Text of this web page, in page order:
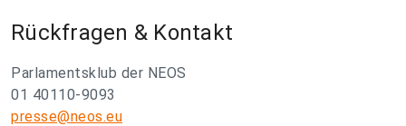
Rückfragen & Kontakt
Parlamentsklub der NEOS
01 40110-9093
presse@neos.eu